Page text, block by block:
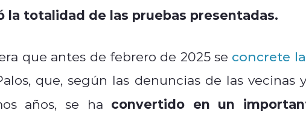
la totalidad de las pruebas presentadas.
que antes de febrero de 2025 se concrete
que, según las denuncias de las vecinas
años, se ha convertido en un